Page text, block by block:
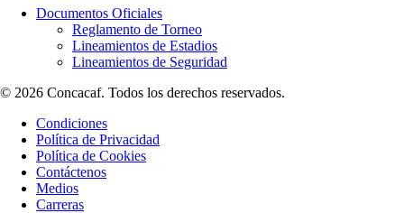
Documentos Oficiales
Reglamento de Torneo
Lineamientos de Estadios
Lineamientos de Seguridad
© 2026 Concacaf. Todos los derechos reservados.
Condiciones
Política de Privacidad
Política de Cookies
Contáctenos
Medios
Carreras